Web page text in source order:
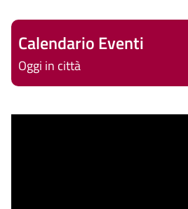
Calendario Eventi
Oggi in città